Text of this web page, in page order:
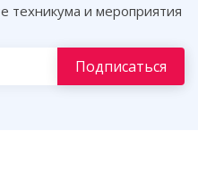
техникума и мероприятия